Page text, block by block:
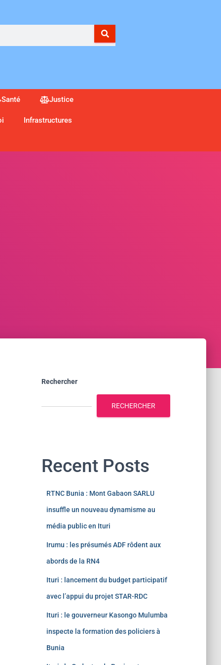
Santé Justice
Infrastructures
Rechercher
RECHERCHER
Recent Posts
RTNC Bunia : Mont Gabaon SARLU
insuffle un nouveau dynamisme au
média public en Ituri
Irumu : les présumés ADF rôdent aux
abords de la RN4
Ituri : lancement du budget participatif
avec l’appui du projet STAR-RDC
Ituri : le gouverneur Kasongo Mulumba
inspecte la formation des policiers à
Bunia